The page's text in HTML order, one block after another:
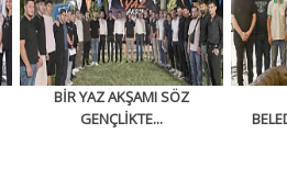
BİR YAZ AKŞAMI SÖZ
GENÇLİKTE...